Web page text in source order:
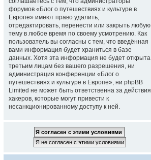
форумов «Блог о путешествиях и культуре в
Европе» имеют право удалить,
отредактировать, перенести или закрыть любую
тему в любое время по своему усмотрению. Как
пользователь вы согласны с тем, что введённая
вами информация будет храниться в базе
данных. Хотя эта информация не будет открыта
третьим лицам без вашего разрешения, ни
администрация конференции «Блог о
путешествиях и культуре в Европе», ни phpBB
Limited не может быть ответственна за действия
хакеров, которые могут привести к
несанкционированному доступу к ней.